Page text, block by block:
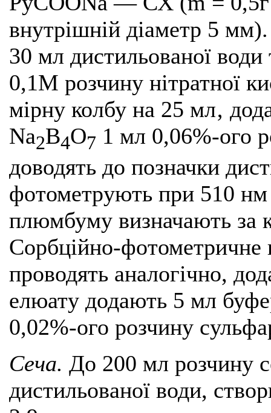
внутрішній діаметр 5
30 мл дистильованої
0,1М розчину нітратної
мірну колбу на 25 мл‚
Na2B4O7 1 мл 0,06%-ого
доводять до позначки
фотометрують при 510
плюмбуму визначають за
Сорбційно-фотометричне
проводять аналогічно,
елюату додають 5 мл
0,02%-ого розчину
Сеча. До 200 мл розчину
дистильованої води,